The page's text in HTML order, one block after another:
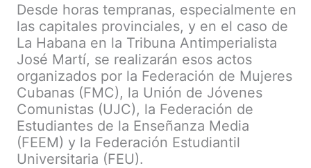
Desde horas tempranas, especialmente en
las capitales provinciales, y en el caso de
La Habana en la Tribuna Antimperialista
José Martí, se realizarán esos actos
organizados por la Federación de Mujeres
Cubanas (FMC), la Unión de Jóvenes
Comunistas (UJC), la Federación de
Estudiantes de la Enseñanza Media
(FEEM) y la Federación Estudiantil
Universitaria (FEU).